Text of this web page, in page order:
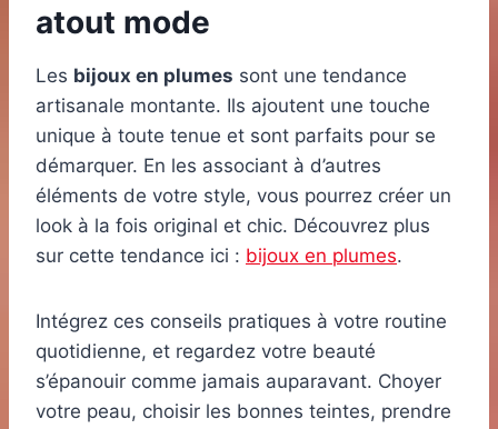
atout mode
Les bijoux en plumes sont une tendance
artisanale montante. Ils ajoutent une touche
unique à toute tenue et sont parfaits pour se
démarquer. En les associant à d’autres
éléments de votre style, vous pourrez créer un
look à la fois original et chic. Découvrez plus
sur cette tendance ici : bijoux en plumes.
Intégrez ces conseils pratiques à votre routine
quotidienne, et regardez votre beauté
s’épanouir comme jamais auparavant. Choyer
votre peau, choisir les bonnes teintes, prendre